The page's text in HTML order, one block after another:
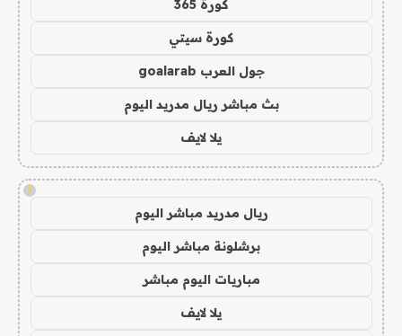
كورة 365
كورة سيتي
جول العرب goalarab
بث مباشر ريال مدريد اليوم
يلا لايف
!
ريال مدريد مباشر اليوم
برشلونة مباشر اليوم
مباريات اليوم مباشر
يلا لايف